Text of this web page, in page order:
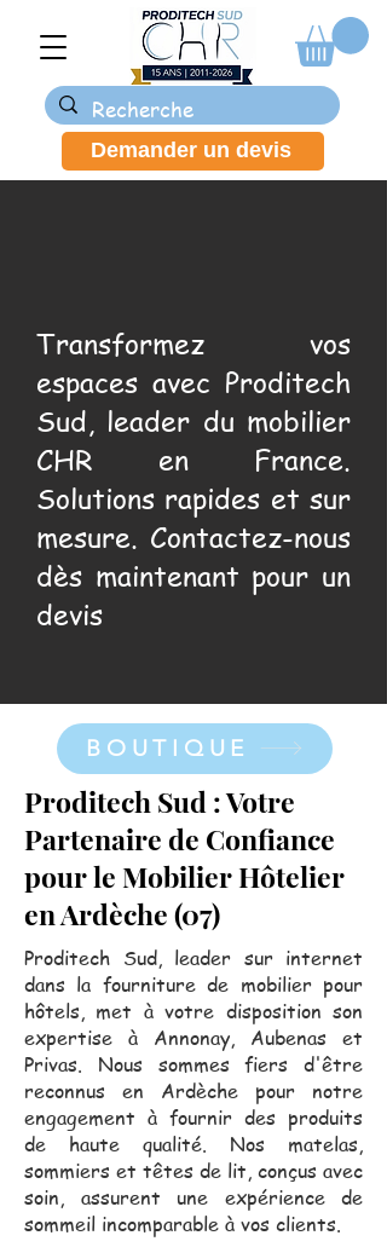
Demander un devis
Transformez vos
espaces avec Proditech
Sud, leader du mobilier
CHR en France.
Solutions rapides et sur
mesure. Contactez-nous
dès maintenant pour un
devis
BOUTIQUE
Proditech Sud : Votre
Partenaire de Confiance
pour le Mobilier Hôtelier
en Ardèche (07)
Proditech Sud, leader sur internet
dans la fourniture de mobilier pour
hôtels, met à votre disposition son
expertise à Annonay, Aubenas et
Privas. Nous sommes fiers d'être
reconnus en Ardèche pour notre
engagement à fournir des produits
de haute qualité. Nos matelas,
sommiers et têtes de lit, conçus avec
soin, assurent une expérience de
sommeil incomparable à vos clients.